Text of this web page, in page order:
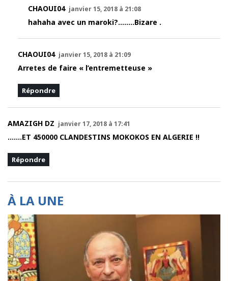
CHAOUI04 janvier 15, 2018 à 21:08
hahaha avec un maroki?……..Bizare .
CHAOUI04 janvier 15, 2018 à 21:09
Arretes de faire « l’entremetteuse »
Répondre
AMAZIGH DZ janvier 17, 2018 à 17:41
…….ET 450000 CLANDESTINS MOKOKOS EN ALGERIE !!
Répondre
À LA UNE